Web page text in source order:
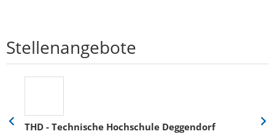
Stellenangebote
THD - Technische Hochschule Deggendorf
Eine
Eine